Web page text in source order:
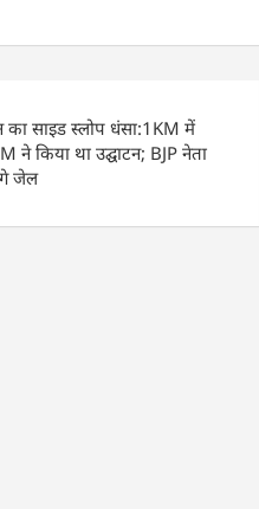
ai ar
का साइड स्लोप धंसा:1KM में
ने किया था उद्घाटन; BJP नेता
जेल